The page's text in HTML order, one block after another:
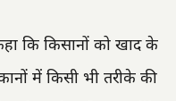
कि किसानों को खाद के
में किसी भी तरीके की